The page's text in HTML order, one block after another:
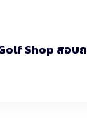
Shop สอบ